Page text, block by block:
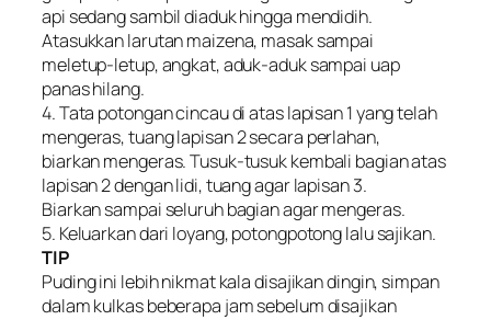
api sedang sambil diaduk hingga mendidih.
Atasukkan larutan maizena, masak sampai
meletup-letup, angkat, aduk-aduk sampai uap
panas hilang.
4. Tata potongan cincau di atas lapisan 1 yang telah
mengeras, tuang lapisan 2 secara perlahan,
biarkan mengeras. Tusuk-tusuk kembali bagian atas
lapisan 2 dengan lidi, tuang agar lapisan 3.
Biarkan sampai seluruh bagian agar mengeras.
5. Keluarkan dari loyang, potongpotong lalu sajikan.
TIP
Puding ini lebih nikmat kala disajikan dingin, simpan
dalam kulkas beberapa jam sebelum disajikan